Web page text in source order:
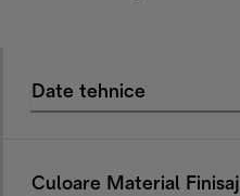
Date tehnice
Culoare Material Finisaj